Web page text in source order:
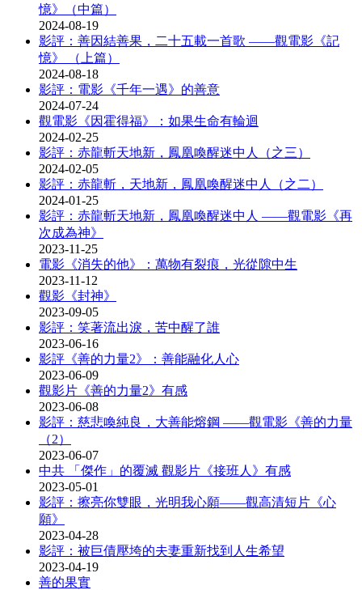
憶》（中篇）
2024-08-19
影評：善因結善果，二十五載一首歌 ——觀電影《記
憶》 （上篇）
2024-08-18
影評：電影《千年一遇》的善意
2024-07-24
觀電影《因霍得福》：如果生命有輪迴
2024-02-25
影評：赤龍斬天地新，鳳凰喚醒迷中人（之三）
2024-02-05
影評：赤龍斬，天地新，鳳凰喚醒迷中人（之二）
2024-01-25
影評：赤龍斬天地新，鳳凰喚醒迷中人 ——觀電影《再
次成為神》
2023-11-25
電影《消失的他》：萬物有裂痕，光從隙中生
2023-11-12
觀影《封神》
2023-09-05
影評：笑著流出淚，苦中醒了誰
2023-06-16
影評《善的力量2》：善能融化人心
2023-06-09
觀影片《善的力量2》有感
2023-06-08
影評：慈悲喚純良，大善能熔鋼 ——觀電影《善的力量
（2）
2023-06-07
中共 「傑作」的覆滅 觀影片《接班人》有感
2023-05-01
影評：擦亮你雙眼，光明我心願——觀高清短片《心
願》
2023-04-28
影評：被巨債壓垮的夫妻重新找到人生希望
2023-04-19
善的果實